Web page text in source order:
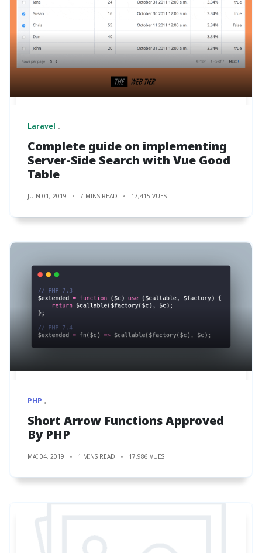
Laravel
Complete guide on implementing
Server-Side Search with Vue Good
Table
JUIN 01, 2019 7 MINS READ 17,415 VUES
PHP
Short Arrow Functions Approved
By PHP
MAI 04, 2019 1 MINS READ 17,986 VUES